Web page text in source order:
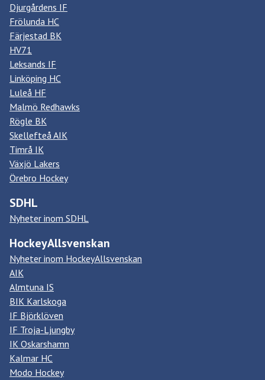
Djurgårdens IF
Frölunda HC
Färjestad BK
HV71
Leksands IF
Linköping HC
Luleå HF
Malmö Redhawks
Rögle BK
Skellefteå AIK
Timrå IK
Växjö Lakers
Örebro Hockey
SDHL
Nyheter inom SDHL
HockeyAllsvenskan
Nyheter inom HockeyAllsvenskan
AIK
Almtuna IS
BIK Karlskoga
IF Björklöven
IF Troja-Ljungby
IK Oskarshamn
Kalmar HC
Modo Hockey